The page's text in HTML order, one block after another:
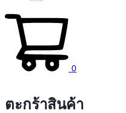
0
ตะกร้าสินค้า